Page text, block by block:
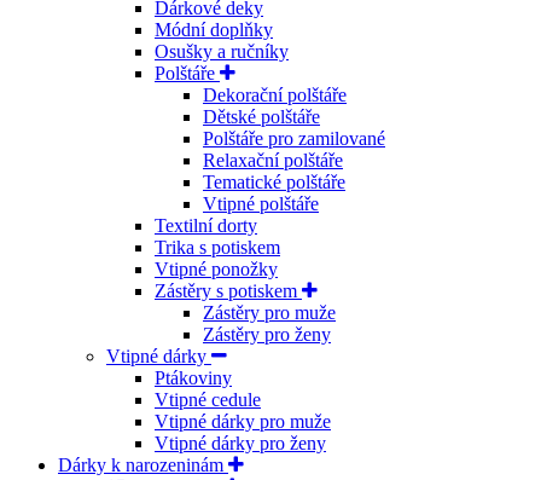
Dárkové deky
Módní doplňky
Osušky a ručníky
Polštáře
Dekorační polštáře
Dětské polštáře
Polštáře pro zamilované
Relaxační polštáře
Tematické polštáře
Vtipné polštáře
Textilní dorty
Trika s potiskem
Vtipné ponožky
Zástěry s potiskem
Zástěry pro muže
Zástěry pro ženy
Vtipné dárky
Ptákoviny
Vtipné cedule
Vtipné dárky pro muže
Vtipné dárky pro ženy
Dárky k narozeninám